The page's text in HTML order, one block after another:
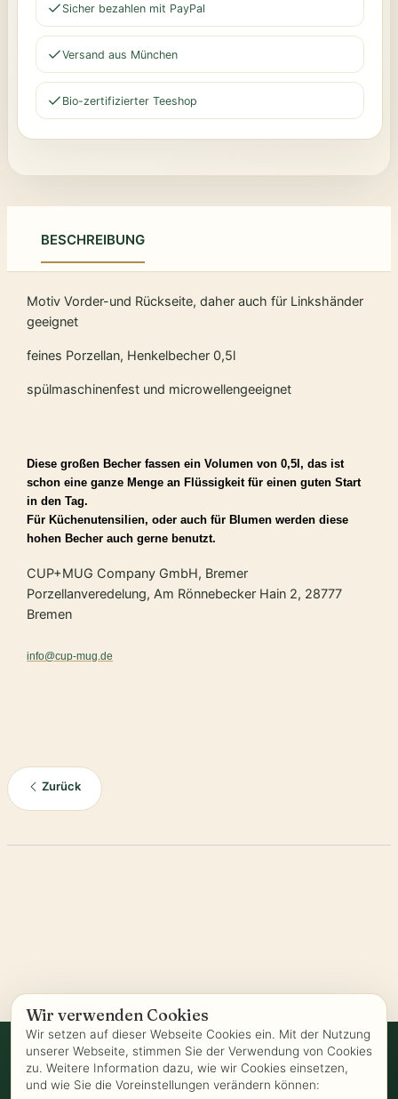
Wir verwenden Cookies
Wir setzen auf dieser Webseite Cookies ein. Mit der Nutzung
unserer Webseite, stimmen Sie der Verwendung von Cookies
zu. Weitere Information dazu, wie wir Cookies einsetzen,
und wie Sie die Voreinstellungen verändern können:
Sicher bezahlen mit PayPal
Versand aus München
Bio-zertifizierter Teeshop
BESCHREIBUNG
Motiv Vorder-und Rückseite, daher auch für Linkshänder
geeignet
feines Porzellan, Henkelbecher 0,5l
spülmaschinenfest und microwellengeeignet
Diese großen Becher fassen ein Volumen von 0,5l, das ist
schon eine ganze Menge an Flüssigkeit für einen guten Start
in den Tag.
Für Küchenutensilien, oder auch für Blumen werden diese
hohen Becher auch gerne benutzt.
CUP+MUG Company GmbH, Bremer
Porzellanveredelung, Am Rönnebecker Hain 2, 28777
Bremen
info@cup-mug.de
Zurück
Vertrag widerrufen